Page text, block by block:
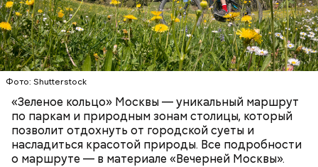
Фото: Shutterstock
«Зеленое кольцо» Москвы — уникальный маршрут
по паркам и природным зонам столицы, который
позволит отдохнуть от городской суеты и
насладиться красотой природы. Все подробности
о маршруте — в материале «Вечерней Москвы».
Патриаршие пруды